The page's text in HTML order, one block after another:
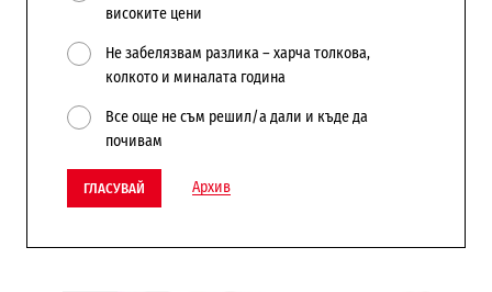
високите цени
Не забелязвам разлика – харча толкова,
колкото и миналата година
Все още не съм решил/а дали и къде да
почивам
ГЛАСУВАЙ Архив